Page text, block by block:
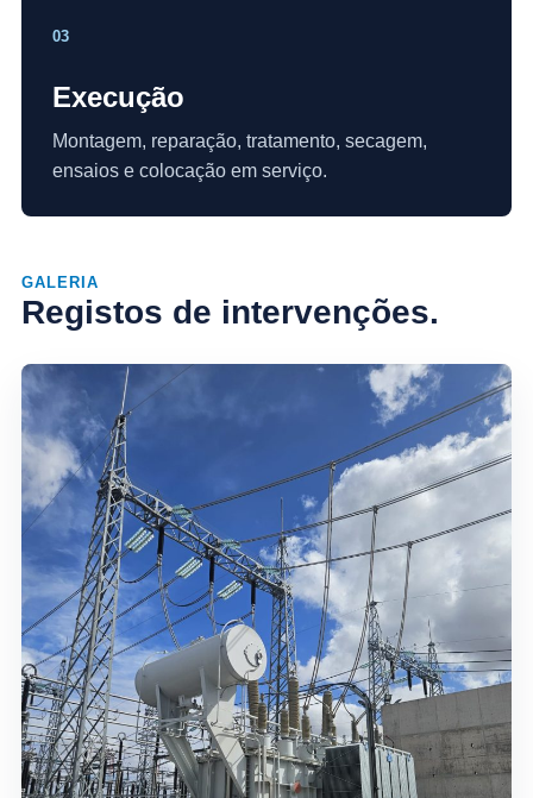
03
Execução
Montagem, reparação, tratamento, secagem,
ensaios e colocação em serviço.
GALERIA
Registos de intervenções.